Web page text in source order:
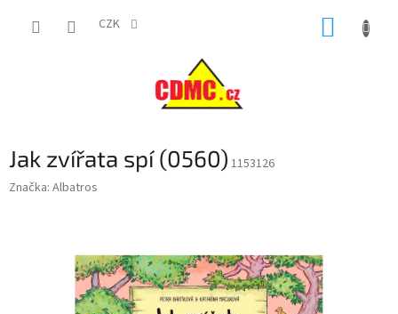
CZK
Jak zvířata spí (0560) 1153126
Značka: Albatros